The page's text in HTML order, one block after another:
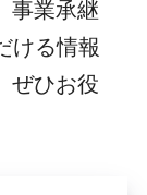
事業承継
ける情報
ぜひお役